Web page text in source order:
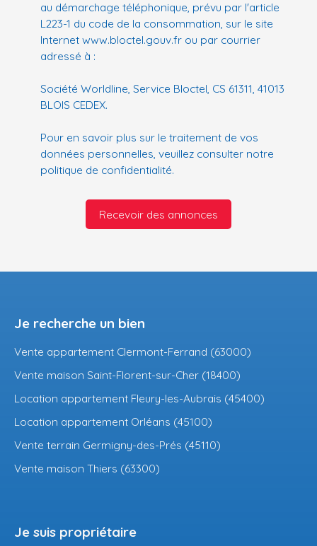
au démarchage téléphonique, prévu par l'article
L223-1 du code de la consommation, sur le site
Internet www.bloctel.gouv.fr ou par courrier
adressé à :
Société Worldline, Service Bloctel, CS 61311, 41013
BLOIS CEDEX.
Pour en savoir plus sur le traitement de vos
données personnelles, veuillez consulter notre
politique de confidentialité.
Recevoir des annonces
Je recherche un bien
Vente appartement Clermont-Ferrand (63000)
Vente maison Saint-Florent-sur-Cher (18400)
Location appartement Fleury-les-Aubrais (45400)
Location appartement Orléans (45100)
Vente terrain Germigny-des-Prés (45110)
Vente maison Thiers (63300)
Je suis propriétaire